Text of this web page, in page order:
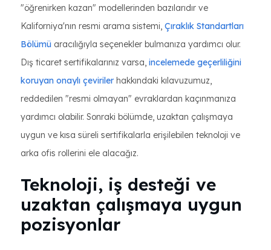
"öğrenirken kazan" modellerinden bazılarıdır ve
Kaliforniya'nın resmi arama sistemi, Çıraklık Standartları
Bölümü aracılığıyla seçenekler bulmanıza yardımcı olur.
Dış ticaret sertifikalarınız varsa, incelemede geçerliliğini
koruyan onaylı çeviriler hakkındaki kılavuzumuz,
reddedilen "resmi olmayan" evraklardan kaçınmanıza
yardımcı olabilir. Sonraki bölümde, uzaktan çalışmaya
uygun ve kısa süreli sertifikalarla erişilebilen teknoloji ve
arka ofis rollerini ele alacağız.
Teknoloji, iş desteği ve
uzaktan çalışmaya uygun
pozisyonlar